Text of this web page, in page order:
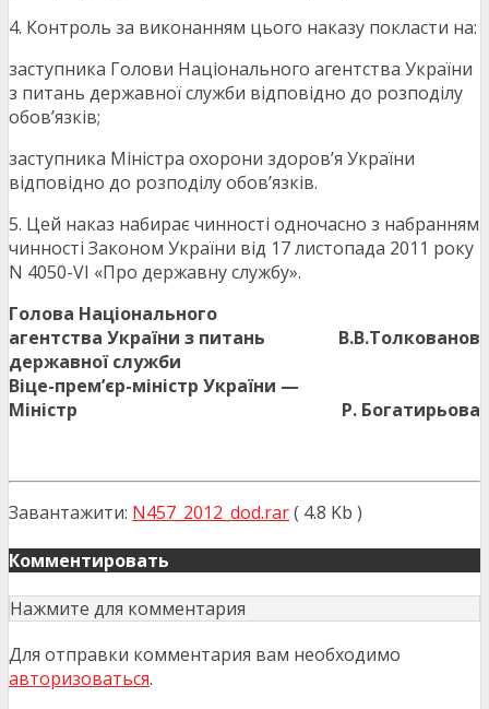
4. Контроль за виконанням цього наказу покласти на:
заступника Голови Національного агентства України
з питань державної служби відповідно до розподілу
обов’язків;
заступника Міністра охорони здоров’я України
відповідно до розподілу обов’язків.
5. Цей наказ набирає чинності одночасно з набранням
чинності Законом України від 17 листопада 2011 року
N 4050-VI «Про державну службу».
Голова Національного
агентства України з питань
державної служби
В.В.Толкованов
Віце-прем’єр-міністр України —
Міністр
Р. Богатирьова
Завантажити: N457_2012_dod.rar( 4.8 Kb )
Комментировать
Нажмите для комментария
Для отправки комментария вам необходимо
авторизоваться.